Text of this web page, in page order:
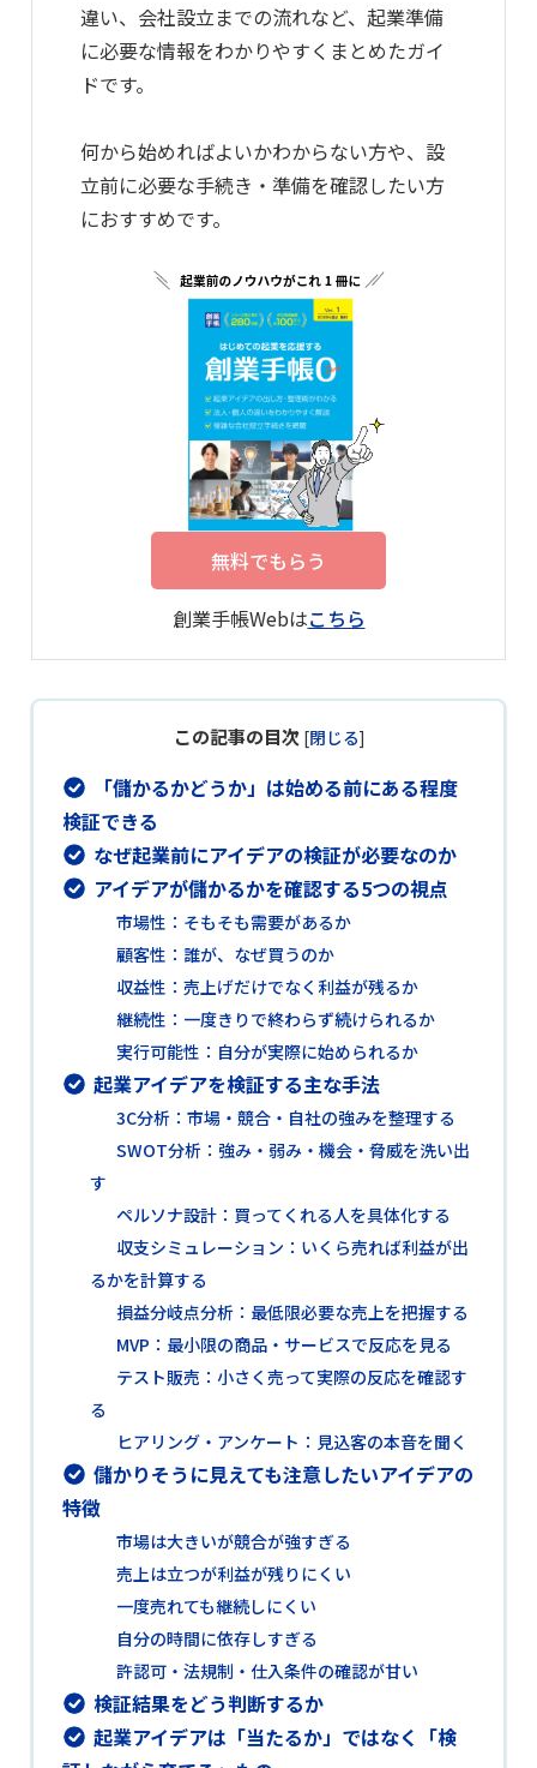
違い、会社設立までの流れなど、起業準備
に必要な情報をわかりやすくまとめたガイ
ドです。
何から始めればよいかわからない方や、設
立前に必要な手続き・準備を確認したい方
におすすめです。
無料でもらう
創業手帳Webはこちら
この記事の目次 [閉じる]
「儲かるかどうか」は始める前にある程度
検証できる
なぜ起業前にアイデアの検証が必要なのか
アイデアが儲かるかを確認する5つの視点
市場性：そもそも需要があるか
顧客性：誰が、なぜ買うのか
収益性：売上げだけでなく利益が残るか
継続性：一度きりで終わらず続けられるか
実行可能性：自分が実際に始められるか
起業アイデアを検証する主な手法
3C分析：市場・競合・自社の強みを整理する
SWOT分析：強み・弱み・機会・脅威を洗い出
す
ペルソナ設計：買ってくれる人を具体化する
収支シミュレーション：いくら売れば利益が出
るかを計算する
損益分岐点分析：最低限必要な売上を把握する
MVP：最小限の商品・サービスで反応を見る
テスト販売：小さく売って実際の反応を確認す
る
ヒアリング・アンケート：見込客の本音を聞く
儲かりそうに見えても注意したいアイデアの
特徴
市場は大きいが競合が強すぎる
売上は立つが利益が残りにくい
一度売れても継続しにくい
自分の時間に依存しすぎる
許認可・法規制・仕入条件の確認が甘い
検証結果をどう判断するか
起業アイデアは「当たるか」ではなく「検